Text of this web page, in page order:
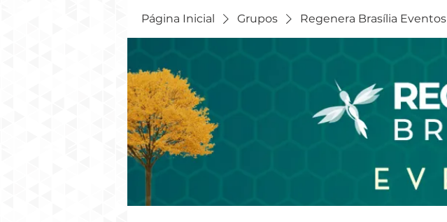
Página Inicial Grupos Regenera Brasília Eventos